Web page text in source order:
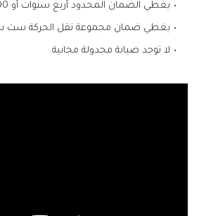
يغطي الضمان المحدود أربع سنوات أو 60000 ميل.
يغطي ضمان مجموعة نقل الحركة ست سنوات أو
لا توجد صيانة مجدولة مجانية.